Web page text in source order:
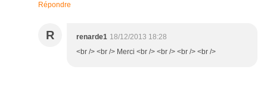
Répondre
R renarde1 18/12/2013 18:28
<br /> <br /> Merci <br /> <br /> <br /> <br />